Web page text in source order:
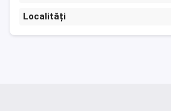
Localități